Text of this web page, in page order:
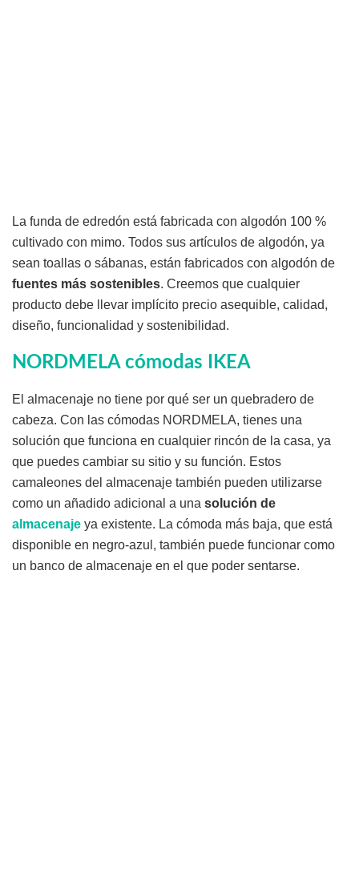
La funda de edredón está fabricada con algodón 100 %
cultivado con mimo. Todos sus artículos de algodón, ya
sean toallas o sábanas, están fabricados con algodón de
fuentes más sostenibles. Creemos que cualquier
producto debe llevar implícito precio asequible, calidad,
diseño, funcionalidad y sostenibilidad.
NORDMELA cómodas IKEA
El almacenaje no tiene por qué ser un quebradero de
cabeza. Con las cómodas NORDMELA, tienes una
solución que funciona en cualquier rincón de la casa, ya
que puedes cambiar su sitio y su función. Estos
camaleones del almacenaje también pueden utilizarse
como un añadido adicional a una solución de
almacenaje ya existente. La cómoda más baja, que está
disponible en negro-azul, también puede funcionar como
un banco de almacenaje en el que poder sentarse.